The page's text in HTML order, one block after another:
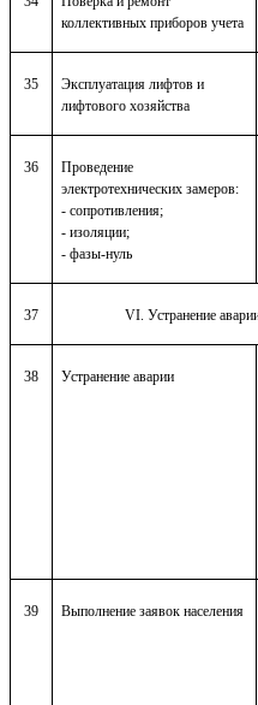
коллективных приборов учета
35
Эксплуатация лифтов и
лифтового хозяйства
36
Проведение
электротехнических замеров:
- сопротивления;
- изоляции;
- фазы-нуль
37 VI. Устранение
38 Устранение аварии
39 Выполнение заявок населения